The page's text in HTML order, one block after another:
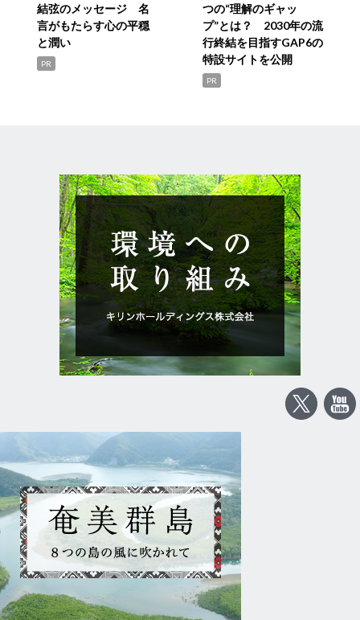
結弦のメッセージ 名
言がもたらす心の平穏
と潤い
PR
つの“理解のギャッ
プ”とは？ 2030年の流
行終結を目指すGAP6の
特設サイトを公開
PR